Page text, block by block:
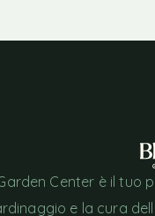
Center è il tuo
e la cura